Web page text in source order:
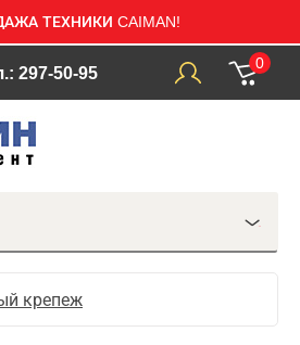
ТЕХНИКИ CAIMAN!
297-50-95
0
крепеж